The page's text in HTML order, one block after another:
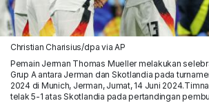
Christian Charisius/dpa via AP
Pemain Jerman Thomas Mueller melakukan
Grup A antara Jerman dan Skotlandia pada
2024 di Munich, Jerman, Jumat, 14 Juni
telak 5-1 atas Skotlandia pada pertandingan